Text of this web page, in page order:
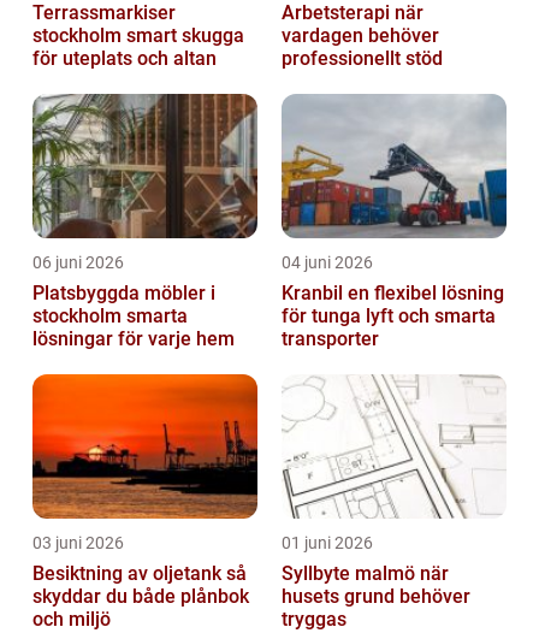
Terrassmarkiser
stockholm smart skugga
för uteplats och altan
Arbetsterapi när
vardagen behöver
professionellt stöd
06 juni 2026
Platsbyggda möbler i
stockholm smarta
lösningar för varje hem
04 juni 2026
Kranbil en flexibel lösning
för tunga lyft och smarta
transporter
03 juni 2026
Besiktning av oljetank så
skyddar du både plånbok
och miljö
01 juni 2026
Syllbyte malmö när
husets grund behöver
tryggas